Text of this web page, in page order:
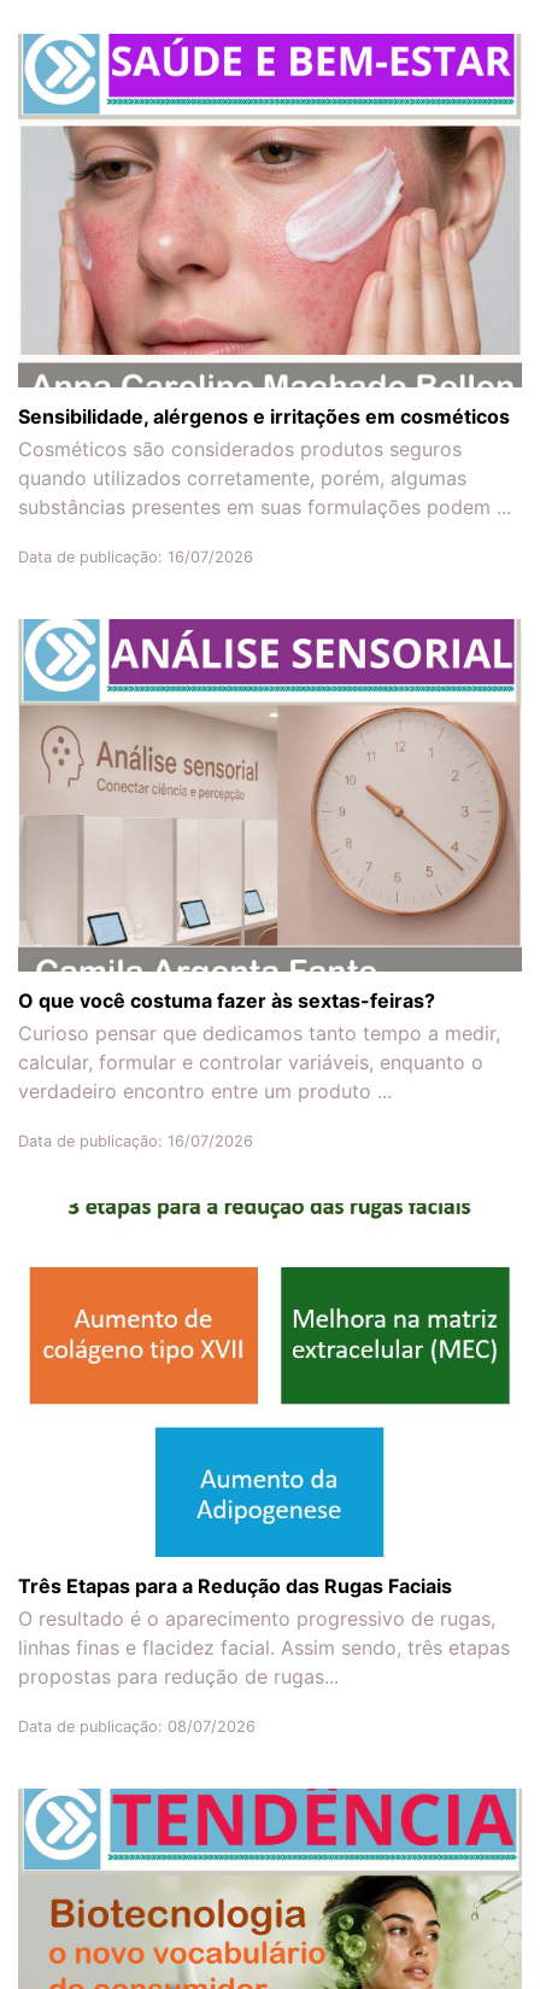
Sensibilidade, alérgenos e irritações em cosméticos
Cosméticos são considerados produtos seguros
quando utilizados corretamente, porém, algumas
substâncias presentes em suas formulações podem ...
Data de publicação: 16/07/2026
O que você costuma fazer às sextas-feiras?
Curioso pensar que dedicamos tanto tempo a medir,
calcular, formular e controlar variáveis, enquanto o
verdadeiro encontro entre um produto ...
Data de publicação: 16/07/2026
Três Etapas para a Redução das Rugas Faciais
O resultado é o aparecimento progressivo de rugas,
linhas finas e flacidez facial. Assim sendo, três etapas
propostas para redução de rugas...
Data de publicação: 08/07/2026